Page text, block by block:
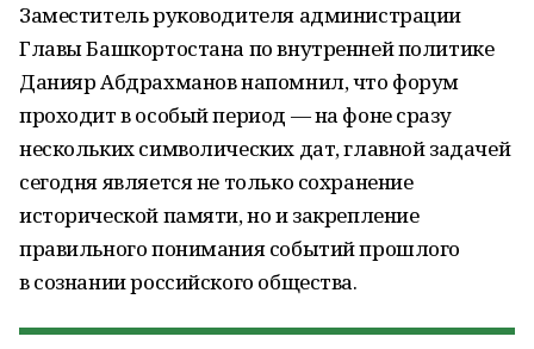
Заместитель руководителя администрации
Главы Башкортостана по внутренней политике
Данияр Абдрахманов напомнил, что форум
проходит в особый период — на фоне сразу
нескольких символических дат, главной задачей
сегодня является не только сохранение
исторической памяти, но и закрепление
правильного понимания событий прошлого
в сознании российского общества.